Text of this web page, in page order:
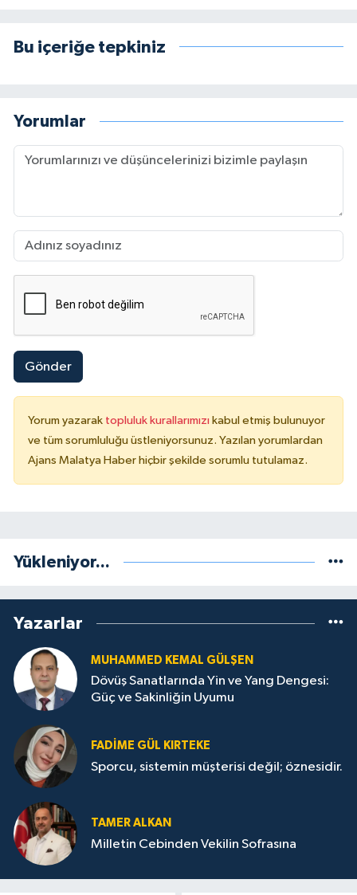
Bu içeriğe tepkiniz
Yorumlar
Gönder
Yorum yazarak topluluk kurallarımızı kabul etmiş bulunuyor
ve tüm sorumluluğu üstleniyorsunuz. Yazılan yorumlardan
Ajans Malatya Haber hiçbir şekilde sorumlu tutulamaz.
Yükleniyor...
Yazarlar
MUHAMMED KEMAL GÜLŞEN
Dövüş Sanatlarında Yin ve Yang Dengesi:
Güç ve Sakinliğin Uyumu
FADIME GÜL KIRTEKE
Sporcu, sistemin müşterisi değil; öznesidir.
TAMER ALKAN
Milletin Cebinden Vekilin Sofrasına